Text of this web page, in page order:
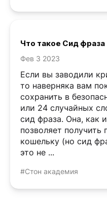
Что такое Сид фраза
Фев 3 2023
Если вы заводили
то наверняка вам
сохранить в
или 24 случайных
сид фраза. Она, как
позволяет
кошельку (но сид
это не ...
#Стон академия